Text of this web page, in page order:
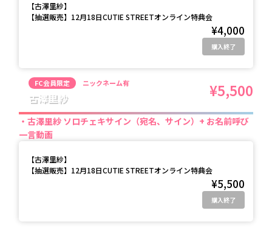
【古澤里紗】
【抽選販売】12月18日CUTIE STREETオンライン特典会
¥4,000
購入終了
FC会員限定 ニックネーム有
古澤里紗 ¥5,500
古澤里紗 ソロチェキサイン（宛名、サイン）+ お名前呼び
一言動画
【古澤里紗】
【抽選販売】12月18日CUTIE STREETオンライン特典会
¥5,500
購入終了